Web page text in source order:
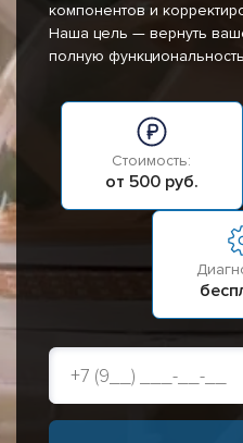
компонентов и
Наша цель — вернуть
полную
Стоимость:
от 500 руб.